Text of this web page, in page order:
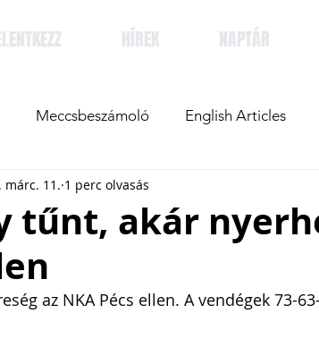
HÍREK NAPTÁR
Meccsbeszámoló English Articles
tűnt, akár
márc. 11. 1 perc olvasás
az NKA Pécs ellen. A vendégek 73-